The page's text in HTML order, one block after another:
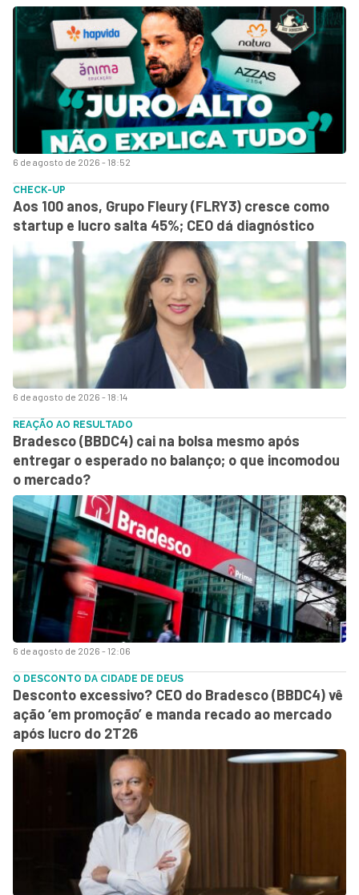
6 de agosto de 2026 - 18:52
6 de agosto de 2026 - 18:14
CHECK-UP
Aos 100 anos, Grupo Fleury (FLRY3) cresce como
startup e lucro salta 45%; CEO dá diagnóstico
6 de agosto de 2026 - 12:06
REAÇÃO AO RESULTADO
Bradesco (BBDC4) cai na bolsa mesmo após
entregar o esperado no balanço; o que incomodou
o mercado?
O DESCONTO DA CIDADE DE DEUS
Desconto excessivo? CEO do Bradesco (BBDC4) vê
ação ‘em promoção’ e manda recado ao mercado
após lucro do 2T26